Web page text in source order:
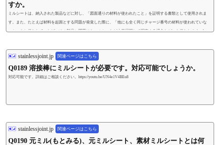
すか。
ミルシートは、納入された製品などに対し、「図面通りの材料が使われたこと」を証明する書類として使用されま
す。また、たとえば材料を起因とする問題が発覚した際に、「他にも全く同じチャージ番号の材料が使われていな
いか、もし使われていれば、その製品に問題はないのか」など水平展開して調査する場合などにも使われます。http
stainlessjoint.jp 関連ページはこちら
Q0189 溶接棒にミルシートが必要です。対応可能でしょうか。
対応可能です。詳細はご相談ください。https://youtu.be/UN4e1V4BEu8
stainlessjoint.jp 関連ページはこちら
Q0190 元ミル(もとみる)、元ミルシート、素材ミルシートとは何